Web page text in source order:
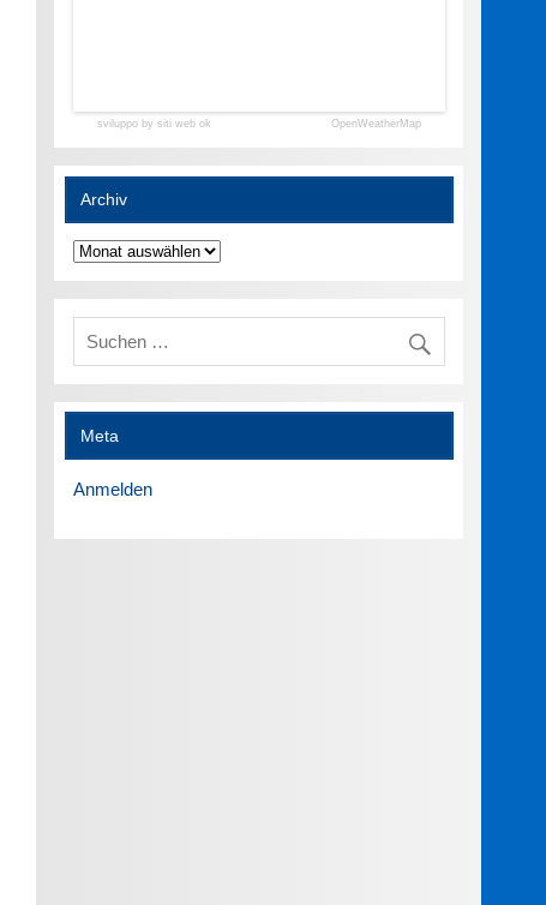
sviluppo by siti web ok OpenWeatherMap
Archiv
Archiv
Meta
Anmelden